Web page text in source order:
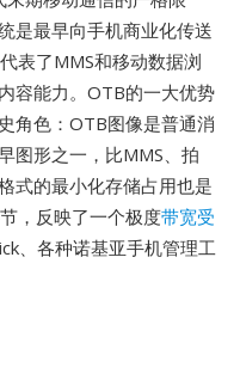
是最早向手机商业化传送
表了MMS和移动数据浏
容能力。OTB的一大优势
角色：OTB图像是普通消
图形之一，比MMS、拍
式的最小化存储占用也是
，反映了一个极度带宽受
、各种诺基亚手机管理工